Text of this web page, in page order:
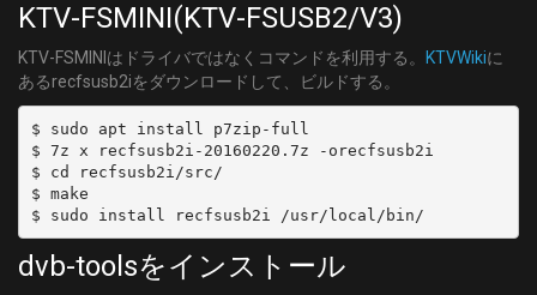
KTV-FSMINI(KTV-FSUSB2/V3)
KTV-FSMINIはドライバではなくコマンドを利用する。 KTVWikiに
あるrecfsusb2iをダウンロードして、ビルドする。
$ sudo apt install p7zip-full
$ 7z x recfsusb2i-20160220.7z -orecfsusb2i
$ cd recfsusb2i/src/
$ make
dvb-toolsをインストール